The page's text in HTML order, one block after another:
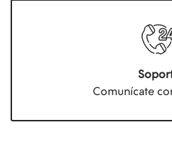
Comunícate